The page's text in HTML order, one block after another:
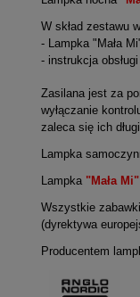
W skład zestawu
- Lampka "Mała
- instrukcja obsługi
Zasilana jest za
wyłączanie
zaleca się ich
Lampka
Lampka "Mała Mi"
Wszystkie
(dyrektywa
Producentem